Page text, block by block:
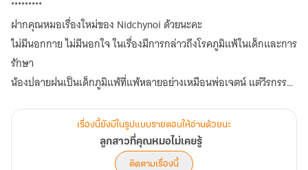
*********
ฝากคุณหมอเรื่องใหม่ของ Nidchynoi ด้วยนะคะ
ไม่มีนอกกาย ไม่มีนอกใจ ในเรื่องมีการกล่าวถึงโรคภูมิแพ้ในเด็กและการ
รักษา
น้องปลายฝนเป็นเด็กภูมิแพ้ที่แพ้หลายอย่างเหมือนพ่อเจตน์ แต่วีรกรรม
พ่อกับแม่ตลอด
พ่อเจตน์เป็นหมอภูมิแพ้ อายุ 32 ปี
เรื่องนี้ยังมีในรูปแบบรายตอนให้อ่านด้วยนะ
ลูกสาวที่คุณหมอไม่เคยรู้
ติดตามเรื่องนี้